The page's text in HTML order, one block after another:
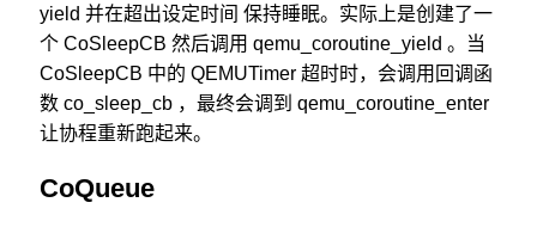
yield 并在超出设定时间 保持睡眠。实际上是创建了一
个 CoSleepCB 然后调用 qemu_coroutine_yield 。当
CoSleepCB 中的 QEMUTimer 超时时，会调用回调函
数 co_sleep_cb ，最终会调到 qemu_coroutine_enter
让协程重新跑起来。
CoQueue